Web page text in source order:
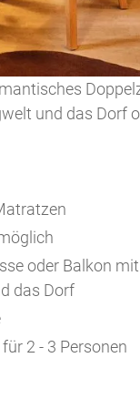
und das Dorf
oder Balkon
das Dorf
2 - 3 Personen